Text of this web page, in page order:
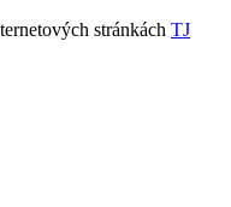
stránkách TJ